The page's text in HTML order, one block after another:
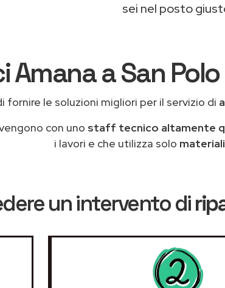
sei nel posto
Amana a San
fornire le soluzioni migliori per il servizio di
con uno staff tecnico altamente
i lavori e che utilizza solo
un intervento di